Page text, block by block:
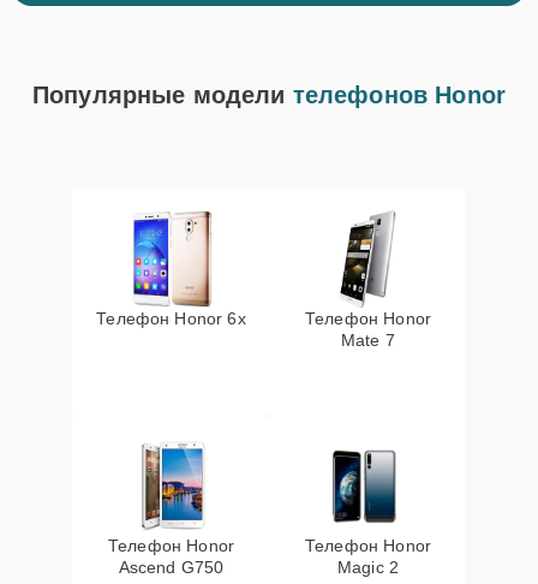
Популярные модели телефонов Honor
Телефон Honor 6x
Телефон Honor
Mate 7
Телефон Honor
Ascend G750
Телефон Honor
Magic 2